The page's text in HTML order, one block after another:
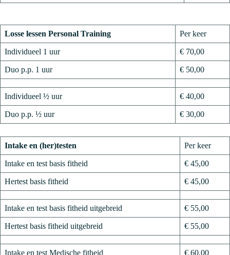
Losse lessen Personal Training Per keer
Individueel 1 uur € 70,00
Duo p.p. 1 uur € 50,00
Individueel ½ uur € 40,00
Duo p.p. ½ uur € 30,00
Intake en (her)testen Per keer
Intake en test basis fitheid € 45,00
Hertest basis fitheid € 45,00
Intake en test basis fitheid uitgebreid € 55,00
Hertest basis fitheid uitgebreid € 55,00
Intake en test Medische fitheid € 60,00